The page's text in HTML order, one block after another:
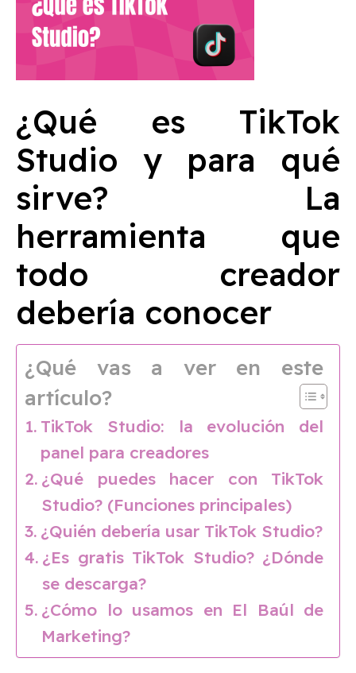
¿Qué es TikTok
Studio y para qué
sirve? La
herramienta que
todo creador
debería conocer
¿Qué vas a ver en este
artículo?
TikTok Studio: la evolución del
panel para creadores
¿Qué puedes hacer con TikTok
Studio? (Funciones principales)
¿Quién debería usar TikTok Studio?
¿Es gratis TikTok Studio? ¿Dónde
se descarga?
¿Cómo lo usamos en El Baúl de
Marketing?